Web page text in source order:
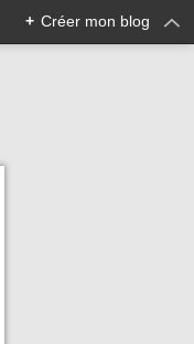
+ Créer mon blog